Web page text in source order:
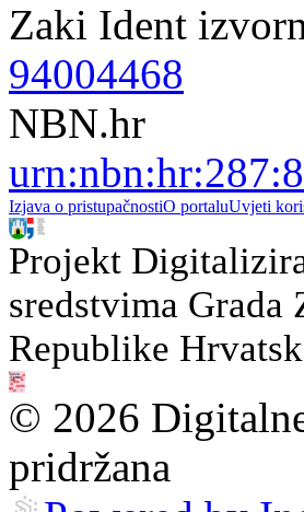
Zaki Ident
94004468
NBN.hr
Izjava o pristupačnostiO portaluUvjeti
Projekt
sredstvima
Republike
© 2026
pridržana